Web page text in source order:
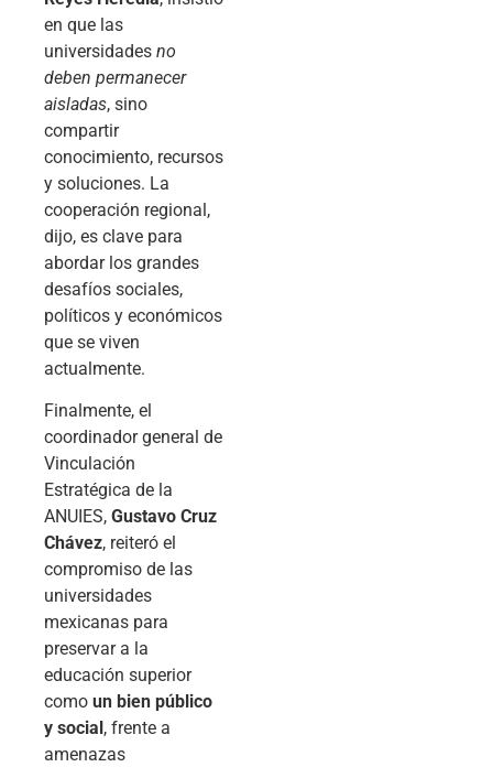
en que las
universidades no
deben permanecer
aisladas, sino
compartir
conocimiento, recursos
y soluciones. La
cooperación regional,
dijo, es clave para
abordar los grandes
desafíos sociales,
políticos y económicos
que se viven
actualmente.
Finalmente, el
coordinador general de
Vinculación
Estratégica de la
ANUIES, Gustavo Cruz
Chávez, reiteró el
compromiso de las
universidades
mexicanas para
preservar a la
educación superior
como un bien público
y social , frente a
amenazas